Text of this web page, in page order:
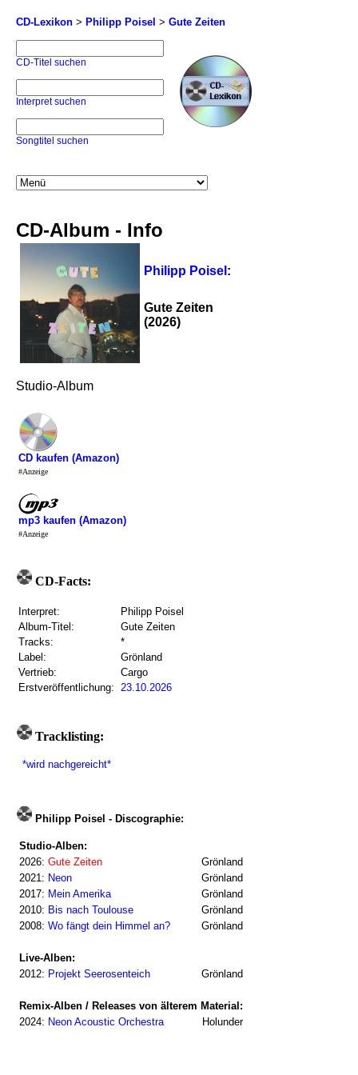
CD-Lexikon > Philipp Poisel > Gute Zeiten
CD-Titel suchen
Interpret suchen
Songtitel suchen
CD-Album - Info
Philipp Poisel :
Gute Zeiten
(2026)
Studio-Album
CD kaufen (Amazon)
#Anzeige
mp3 kaufen (Amazon)
#Anzeige
CD-Facts:
Interpret:
Philipp Poisel
Album-Titel:
Gute Zeiten
Tracks:
*
Label:
Grönland
Vertrieb:
Cargo
Erstveröffentlichung: 23.10.2026
Tracklisting:
*wird nachgereicht*
Philipp Poisel - Discographie:
Studio-Alben:
2026: Gute Zeiten
Grönland
2021: Neon
Grönland
2017: Mein Amerika
Grönland
2010: Bis nach Toulouse
Grönland
2008: Wo fängt dein Himmel an? Grönland
Live-Alben:
2012: Projekt Seerosenteich Grönland
Remix-Alben / Releases von älterem Material:
2024: Neon Acoustic Orchestra Holunder